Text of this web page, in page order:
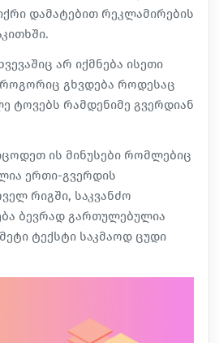
დამატებით რეკლამირების
არ იქმნება ისეთი
გხვდება როდესაც
ტოვებს რამდენიმე გვერდიან
ის მინუსები რომლებიც
ერთი-გვერდის
რიგში, საკვანძო
ბევრად გართულებულია
ტექსტი საკმაოდ ცუდი